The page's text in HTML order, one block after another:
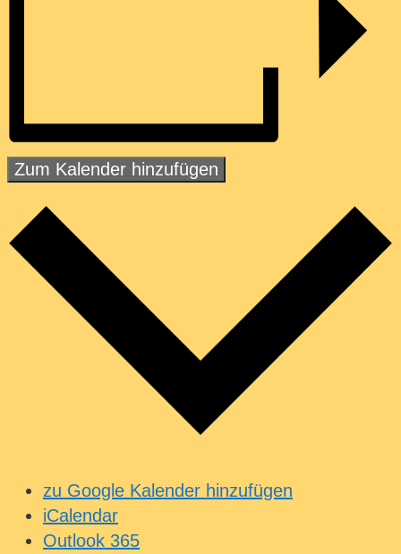
Zum Kalender hinzufügen
zu Google Kalender hinzufügen
iCalendar
Outlook 365